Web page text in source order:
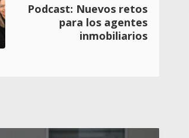
Podcast: Nuevos retos
para los agentes
inmobiliarios